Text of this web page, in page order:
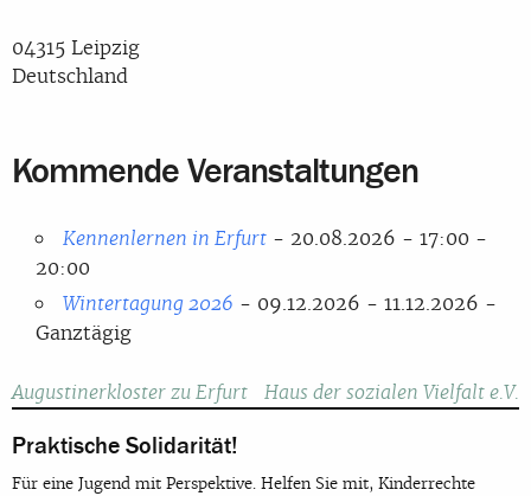
04315 Leipzig
Deutschland
Kommende Veranstaltungen
Kennenlernen in Erfurt - 20.08.2026 - 17:00 -
20:00
Wintertagung 2026 - 09.12.2026 - 11.12.2026 -
Ganztägig
Beitragsnavigation
Augustinerkloster zu Erfurt Haus der sozialen Vielfalt e.V.
Praktische Solidarität!
Für eine Jugend mit Perspektive. Helfen Sie mit, Kinderrechte